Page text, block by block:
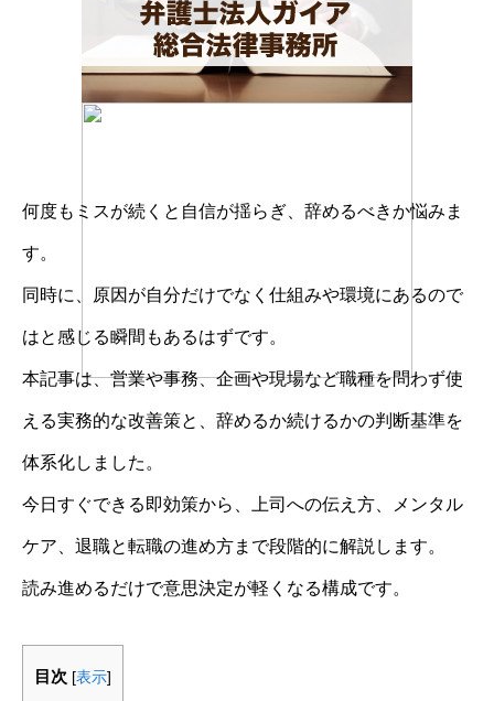
何度もミスが続くと自信が揺らぎ、辞めるべきか悩みま
す。
同時に、原因が自分だけでなく仕組みや環境にあるので
はと感じる瞬間もあるはずです。
本記事は、営業や事務、企画や現場など職種を問わず使
える実務的な改善策と、辞めるか続けるかの判断基準を
体系化しました。
今日すぐできる即効策から、上司への伝え方、メンタル
ケア、退職と転職の進め方まで段階的に解説します。
読み進めるだけで意思決定が軽くなる構成です。
目次 [表示]